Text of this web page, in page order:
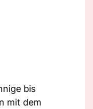
bis
mit dem